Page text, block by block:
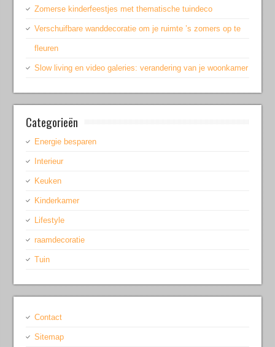
Zomerse kinderfeestjes met thematische tuindeco
Verschuifbare wanddecoratie om je ruimte ’s zomers op te
fleuren
Slow living en video galeries: verandering van je woonkamer
Categorieën
Energie besparen
Interieur
Keuken
Kinderkamer
Lifestyle
raamdecoratie
Tuin
Contact
Sitemap